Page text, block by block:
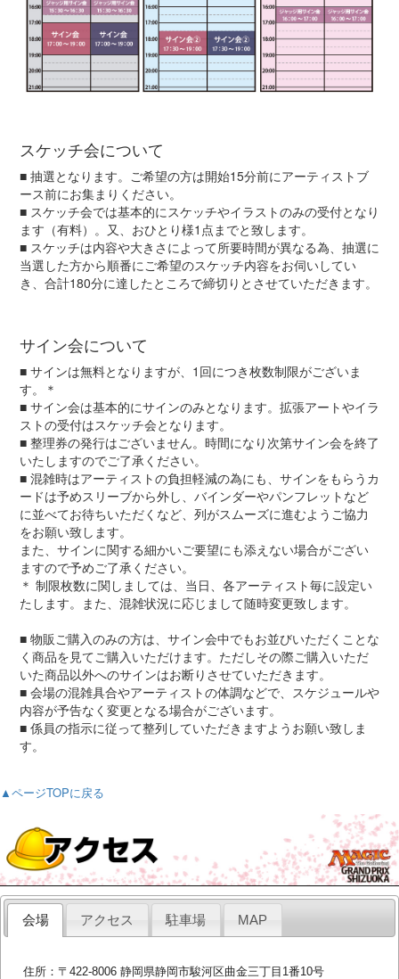
スケッチ会について
■ 抽選となります。ご希望の方は開始15分前にアーティストブ
ース前にお集まりください。
■ スケッチ会では基本的にスケッチやイラストのみの受付となり
ます（有料）。又、おひとり様1点までと致します。
■ スケッチは内容や大きさによって所要時間が異なる為、抽選に
当選した方から順番にご希望のスケッチ内容をお伺いしてい
き、合計180分に達したところで締切りとさせていただきます。
サイン会について
■ サインは無料となりますが、1回につき枚数制限がございま
す。＊
■ サイン会は基本的にサインのみとなります。拡張アートやイラ
ストの受付はスケッチ会となります。
■ 整理券の発行はございません。時間になり次第サイン会を終了
いたしますのでご了承ください。
■ 混雑時はアーティストの負担軽減の為にも、サインをもらうカ
ードは予めスリーブから外し、バインダーやパンフレットなど
に並べてお待ちいただくなど、列がスムーズに進むようご協力
をお願い致します。
また、サインに関する細かいご要望にも添えない場合がござい
ますので予めご了承ください。
＊ 制限枚数に関しましては、当日、各アーティスト毎に設定い
たします。また、混雑状況に応じまして随時変更致します。
■ 物販ご購入のみの方は、サイン会中でもお並びいただくことな
く商品を見てご購入いただけます。ただしその際ご購入いただ
いた商品以外へのサインはお断りさせていただきます。
■ 会場の混雑具合やアーティストの体調などで、スケジュールや
内容が予告なく変更となる場合がございます。
■ 係員の指示に従って整列していただきますようお願い致しま
す。
▲ページTOPに戻る
会場 アクセス 駐車場 MAP
住所：〒422-8006 静岡県静岡市駿河区曲金三丁目1番10号